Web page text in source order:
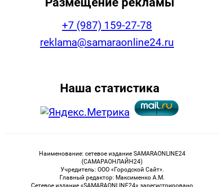
+7 (987) 159-27-78
reklama@samaraonline24.ru
Наша статистика
Наименование: сетевое издание SAMARAONLINE24
(САМАРАОНЛАЙН24)
Учредитель: ООО «Городской Сайт».
Главный редактор: Максименко А.М.